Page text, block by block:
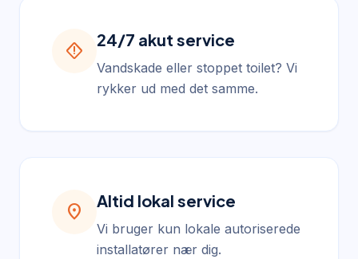
emergency_home
24/7 akut service
Vandskade eller stoppet toilet? Vi
rykker ud med det samme.
location_on
Altid lokal service
Vi bruger kun lokale autoriserede
installatører nær dig.